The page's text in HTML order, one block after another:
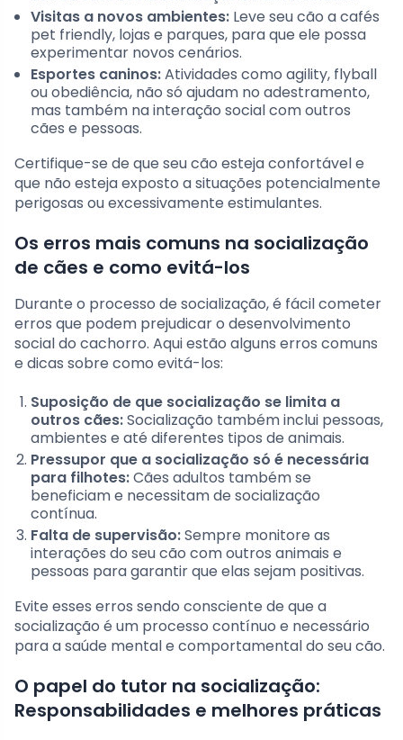
Visitas a novos ambientes: Leve seu cão a cafés
pet friendly, lojas e parques, para que ele possa
experimentar novos cenários.
Esportes caninos:Atividades como agility, flyball
ou obediência, não só ajudam no adestramento,
mas também na interação social com outros
cães e pessoas.
Certifique-se de que seu cão esteja confortável e
que não esteja exposto a situações potencialmente
perigosas ou excessivamente estimulantes.
Os erros mais comuns na socialização
de cães e como evitá-los
Durante o processo de socialização, é fácil cometer
erros que podem prejudicar o desenvolvimento
social do cachorro. Aqui estão alguns erros comuns
e dicas sobre como evitá-los:
Suposição de que socialização se limita a
outros cães:Socialização também inclui pessoas,
ambientes e até diferentes tipos de animais.
Pressupor que a socialização só é necessária
para filhotes:Cães adultos também se
beneficiam e necessitam de socialização
contínua.
Falta de supervisão:Sempre monitore as
interações do seu cão com outros animais e
pessoas para garantir que elas sejam positivas.
Evite esses erros sendo consciente de que a
socialização é um processo contínuo e necessário
para a saúde mental e comportamental do seu cão.
O papel do tutor na socialização:
Responsabilidades e melhores práticas